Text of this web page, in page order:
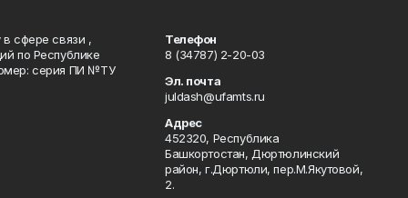
сфере связи ,
по Республике
серия ПИ №ТУ
Телефон
8 (34787) 2-20-03
Эл. почта
juldash@ufamts.ru
Адрес
452320, Республика
Башкортостан, Дюртюлинский
район, г.Дюртюли, пер.М.Якутовой,
2.